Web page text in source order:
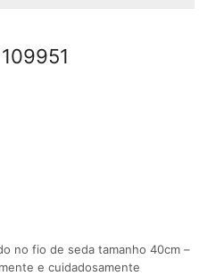
no fio de seda tamanho 40cm –
e cuidadosamente